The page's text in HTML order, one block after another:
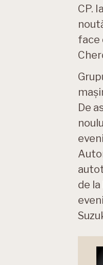
CP.
face
De
de